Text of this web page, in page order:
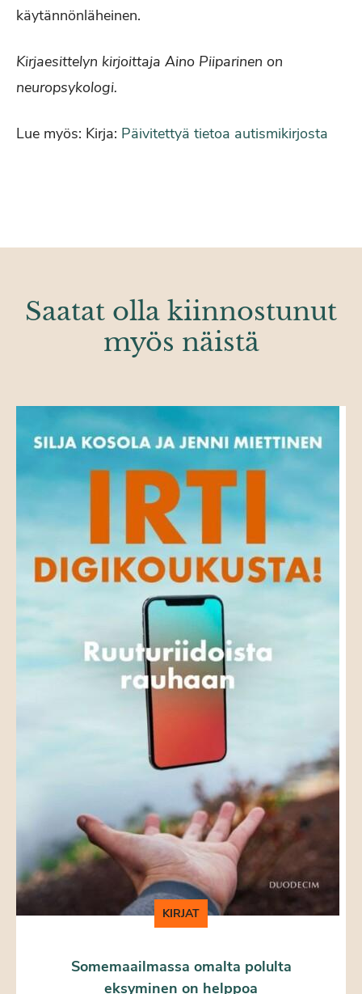
käytännönläheinen.
Kirjaesittelyn kirjoittaja Aino Piiparinen on
neuropsykologi.
Lue myös: Kirja: Päivitettyä tietoa autismikirjosta
Saatat olla kiinnostunut
myös näistä
KIRJAT
Somemaailmassa omalta polulta
eksyminen on helppoa